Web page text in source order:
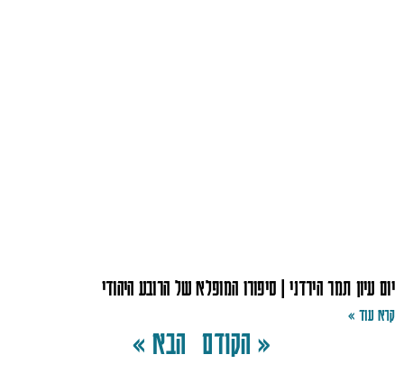
יום עיון תמר הירדני | סיפורו המופלא של הרובע היהודי
קרא עוד »
« הקודם הבא »